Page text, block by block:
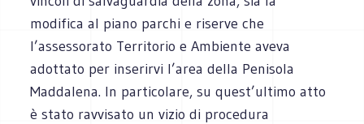
modifica al piano parchi e riserve che
l’assessorato Territorio e Ambiente aveva
adottato per inserirvi l’area della Penisola
Maddalena. In particolare, su quest’ultimo atto
è stato ravvisato un vizio di procedura